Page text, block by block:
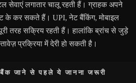
सेवाएं लगातार चालू रहती हैं। ग्राहक अपने
के कर सकते हैं। UPI, नेट बैंकिंग, मोबाइल
तरह सक्रिय रहती हैं। हालांकि ब्रांच से जुड़े
प्रक्रिया में देरी हो सकती है।
जाने से पहले ये जानना जरूरी